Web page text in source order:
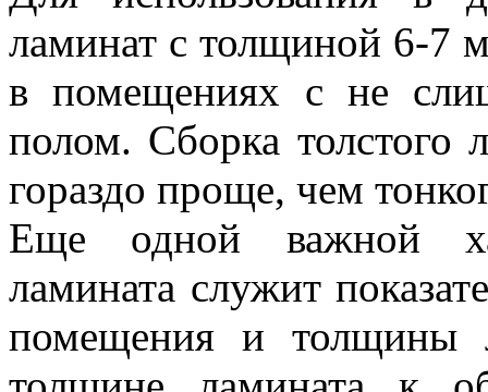
ламинат с толщиной 6-7
в помещениях с не
полом. Сборка толстого
гораздо проще, чем
Еще одной важной
ламината служит
помещения и толщины